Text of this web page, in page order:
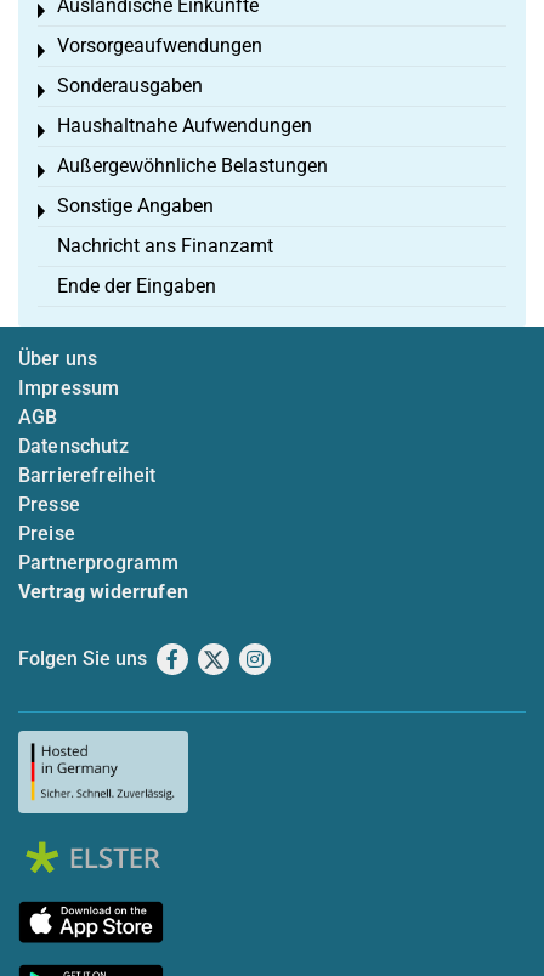
Ausländische Einkünfte
Toggle menu
Vorsorgeaufwendungen
Toggle menu
Sonderausgaben
Toggle menu
Haushaltnahe Aufwendungen
Toggle menu
Außergewöhnliche Belastungen
Toggle menu
Sonstige Angaben
Toggle menu
Nachricht ans Finanzamt
Ende der Eingaben
Über uns
Impressum
AGB
Datenschutz
Barrierefreiheit
Presse
Preise
Partnerprogramm
Vertrag widerrufen
Folgen Sie uns Facebook
X Instagram